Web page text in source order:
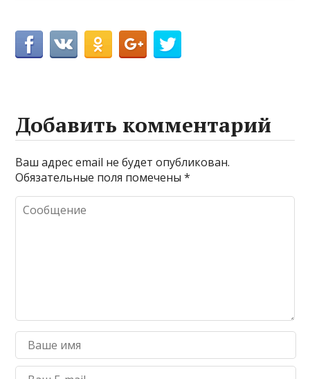
Добавить комментарий
Ваш адрес email не будет опубликован.
Обязательные поля помечены*